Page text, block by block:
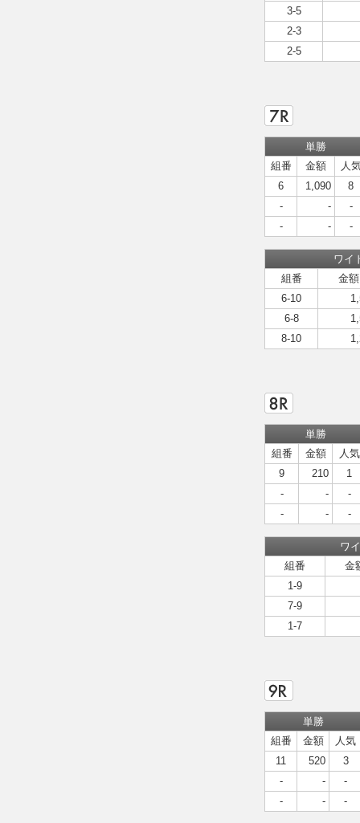
3-5
2-3
2-5
単勝
組番
金額
人
6
1,090
8
-
-
-
-
- -
ワイ
組番
金額
6-10
6-8
8-10
単勝
組番
金額
人気
9
210
1
-
-
-
-
- -
ワ
組番
金
1-9
7-9
1-7
単勝
組番
金額
人気
11
520
3
-
-
-
-
- -